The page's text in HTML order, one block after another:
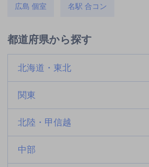
広島 個室 名駅 合コン
都道府県から探す
北海道・東北
関東
北陸・甲信越
中部